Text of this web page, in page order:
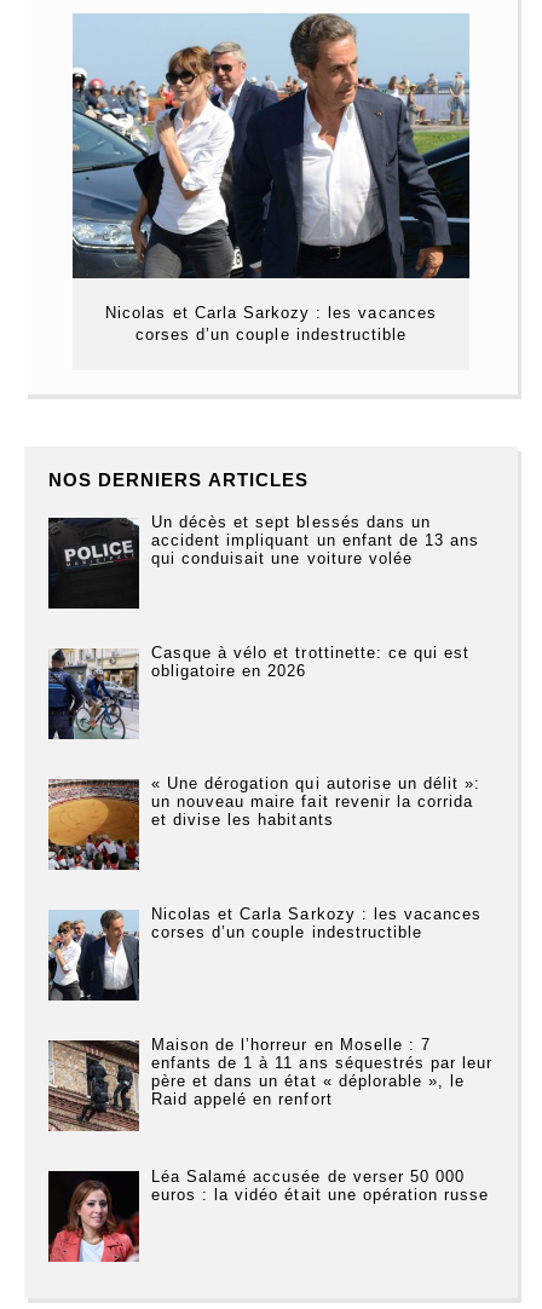
Nicolas et Carla Sarkozy : les vacances
corses d’un couple indestructible
NOS DERNIERS ARTICLES
Un décès et sept blessés dans un
accident impliquant un enfant de 13 ans
qui conduisait une voiture volée
Casque à vélo et trottinette: ce qui est
obligatoire en 2026
« Une dérogation qui autorise un délit »:
un nouveau maire fait revenir la corrida
et divise les habitants
Nicolas et Carla Sarkozy : les vacances
corses d’un couple indestructible
Maison de l’horreur en Moselle : 7
enfants de 1 à 11 ans séquestrés par leur
père et dans un état « déplorable », le
Raid appelé en renfort
Léa Salamé accusée de verser 50 000
euros : la vidéo était une opération russe